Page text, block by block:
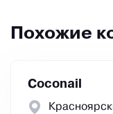
Похожие
Coconail